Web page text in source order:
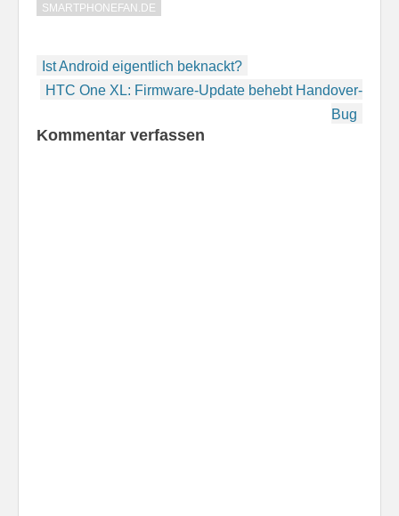
SMARTPHONEFAN.DE
Beitragsnavigation
Ist Android eigentlich beknackt?
HTC One XL: Firmware-Update behebt Handover-
Bug
Kommentar verfassen